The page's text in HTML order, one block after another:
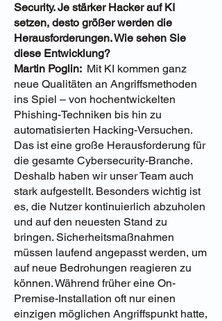
Security. Je stärker Hacker auf KI
setzen, desto größer werden die
Herausforderungen. Wie sehen Sie
diese Entwicklung?
Martin Poglin: Mit KI kommen ganz
neue Qualitäten an Angriffsmethoden
ins Spiel – von hochentwickelten
Phishing-Techniken bis hin zu
automatisierten Hacking-Versuchen.
Das ist eine große Herausforderung für
die gesamte Cybersecurity-Branche.
Deshalb haben wir unser Team auch
stark aufgestellt. Besonders wichtig ist
es, die Nutzer kontinuierlich abzuholen
und auf den neuesten Stand zu
bringen. Sicherheitsmaßnahmen
müssen laufend angepasst werden, um
auf neue Bedrohungen reagieren zu
können. Während früher eine On-
Premise-Installation oft nur einen
einzigen möglichen Angriffspunkt hatte,